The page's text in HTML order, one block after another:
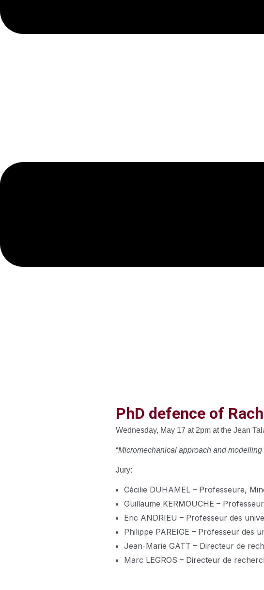
PhD defence of
Wednesday, May 17 at 2pm at the Jean
“Micromechanical approach and
Jury:
Cécilie DUHAMEL – Professeure,
Guillaume KERMOUCHE –
Eric ANDRIEU – Professeur des
Philippe PAREIGE – Professeur des
Jean-Marie GATT – Directeur de
Marc LEGROS – Directeur de